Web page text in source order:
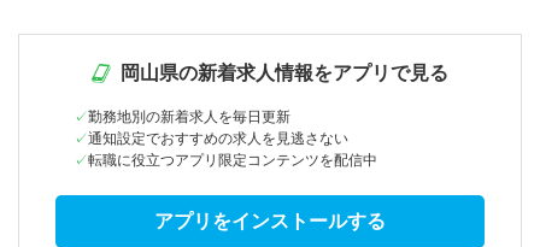
岡山県の新着求人情報をアプリで見る
勤務地別の新着求人を毎日更新
通知設定でおすすめの求人を見逃さない
転職に役立つアプリ限定コンテンツを配信中
アプリをインストールする